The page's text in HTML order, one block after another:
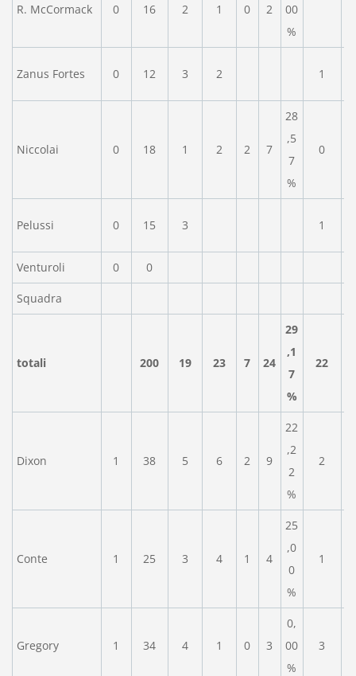
R. McCormack 0 16 2 1 0 2
00
%
Zanus Fortes 0 12 3 2 1
Niccolai 0 18 1 2 2 7
28
,5
7
%
0
Pelussi 0 15 3 1
Venturoli 0 0
Squadra
totali 200 19 23 7 24
29
,1
7
%
22
Dixon 1 38 5 6 2 9
22
,2
2
%
2
Conte 1 25 3 4 1 4
25
,0
0
%
1
Gregory 1 34 4 1 0 3
0,
00
%
3